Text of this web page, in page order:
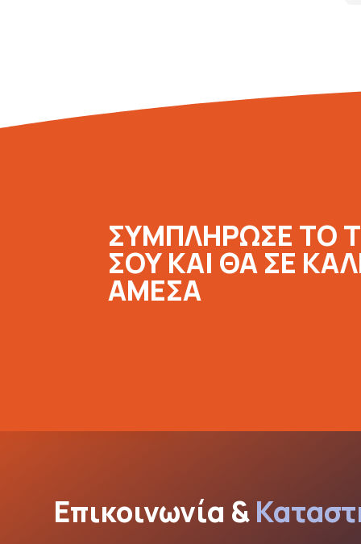
ΣΥΜΠΛΗΡΩΣΕ ΤΟ
ΣΟΥ ΚΑΙ ΘΑ ΣΕ
ΑΜΕΣΑ
Επικοινωνία &